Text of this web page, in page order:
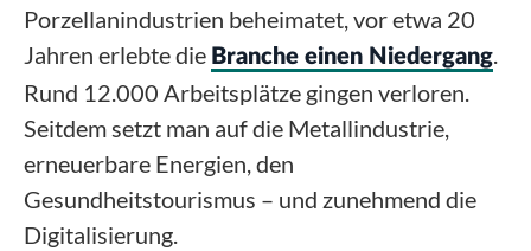
Porzellanindustrien beheimatet, vor etwa 20
Jahren erlebte die Branche einen Niedergang.
Rund 12.000 Arbeitsplätze gingen verloren.
Seitdem setzt man auf die Metallindustrie,
erneuerbare Energien, den
Gesundheitstourismus – und zunehmend die
Digitalisierung.